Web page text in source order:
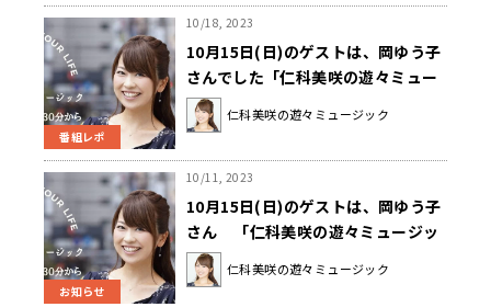
番組レポ
10/18, 2023
10月15日(日)のゲストは、岡ゆう子
さんでした「仁科美咲の遊々ミュー
ジック」
仁科美咲の遊々ミュージック
お知らせ
10/11, 2023
10月15日(日)のゲストは、岡ゆう子
さん 「仁科美咲の遊々ミュージッ
ク」
仁科美咲の遊々ミュージック